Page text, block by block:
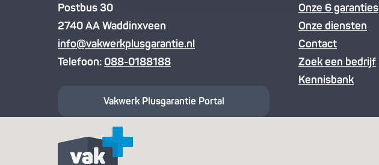
Postbus 30
2740 AA Waddinxveen
info@vakwerkplusgarantie.nl
Telefoon: 088-0188188
Vakwerk Plusgarantie Portal
Onze 6 garanties
Onze diensten
Contact
Zoek een bedrijf
Kennisbank